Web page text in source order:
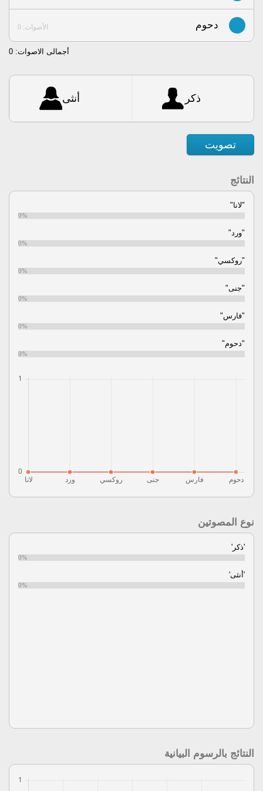
الأصوات: 0 دحوم
أجمالى الاصوات: 0
ذكر أنثى
تصويت
النتائج
"لانا"
0%
"ورد"
0%
"روكسي"
0%
"جنى"
0%
"فارس"
0%
"دحوم"
0%
نوع المصوتين
'ذكر'
0%
'أنثى'
0%
النتائج بالرسوم البيانية